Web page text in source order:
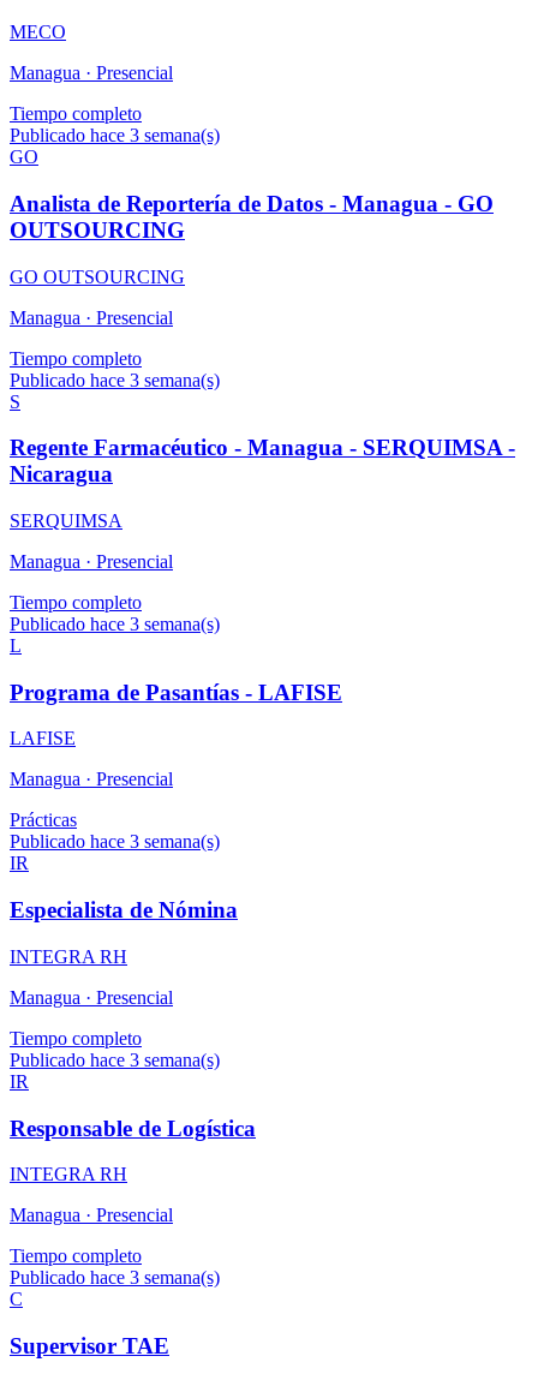
MECO
Managua · Presencial
Tiempo completo
Publicado hace 3 semana(s)
GO
Analista de Reportería de Datos - Managua - GO
OUTSOURCING
GO OUTSOURCING
Managua · Presencial
Tiempo completo
Publicado hace 3 semana(s)
S
Regente Farmacéutico - Managua - SERQUIMSA -
Nicaragua
SERQUIMSA
Managua · Presencial
Tiempo completo
Publicado hace 3 semana(s)
L
Programa de Pasantías - LAFISE
LAFISE
Managua · Presencial
Prácticas
Publicado hace 3 semana(s)
IR
Especialista de Nómina
INTEGRA RH
Managua · Presencial
Tiempo completo
Publicado hace 3 semana(s)
IR
Responsable de Logística
INTEGRA RH
Managua · Presencial
Tiempo completo
Publicado hace 3 semana(s)
C
Supervisor TAE